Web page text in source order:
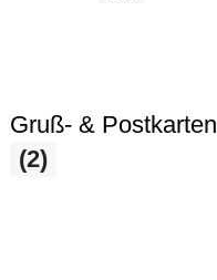
Gruß- & Postkarten
(2)